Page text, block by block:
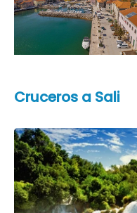
Cruceros a Sali